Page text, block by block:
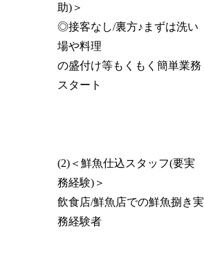
助)＞
◎接客なし/裏方♪まずは洗い
場や料理
の盛付け等もくもく簡単業務
スタート
(2)＜鮮魚仕込スタッフ(要実
務経験)＞
飲食店/鮮魚店での鮮魚捌き実
務経験者